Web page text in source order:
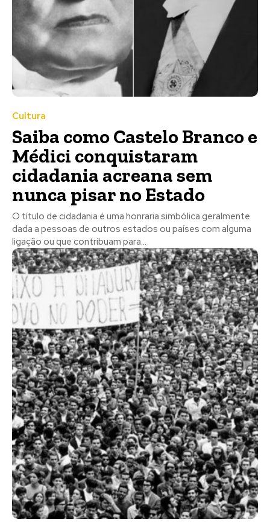
Cultura
Saiba como Castelo Branco e
Médici conquistaram
cidadania acreana sem
nunca pisar no Estado
O título de cidadania é uma honraria simbólica geralmente
dada a pessoas de outros estados ou países com alguma
ligação ou que contribuam para...